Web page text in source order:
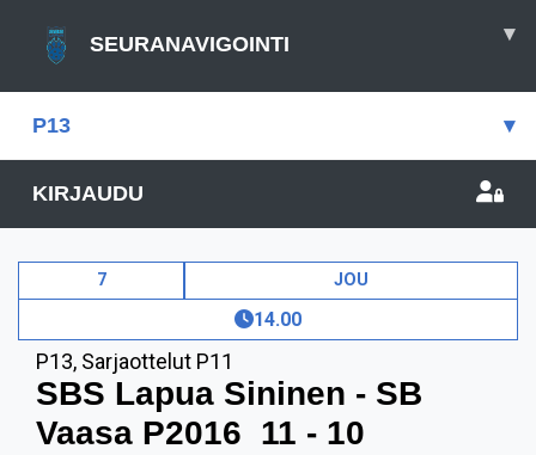
SEURANAVIGOINTI ▾
P13 ▾
KIRJAUDU
7 JOU
14.00
P13, Sarjaottelut P11
SBS Lapua Sininen - SB
Vaasa P2016 11 - 10